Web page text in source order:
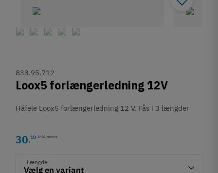
833.95.712
Loox5 forlængerledning 12V
Häfele Loox5 forlængerledning 12 V. Fås i 3 længder
30,10 Inkl. moms
Længde